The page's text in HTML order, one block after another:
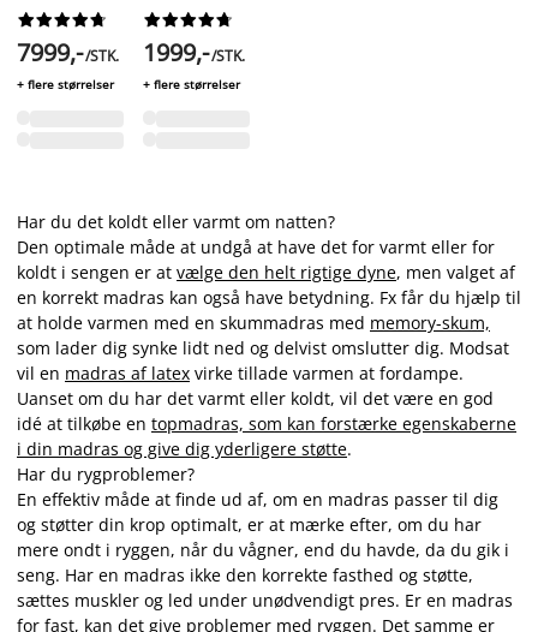






7999,-/STK.
+ flere størrelser






1999,-/STK.
+ flere størrelser
Har du det koldt eller varmt om natten?
Den optimale måde at undgå at have det for varmt eller for
koldt i sengen er at vælge den helt rigtige dyne, men valget af
en korrekt madras kan også have betydning. Fx får du hjælp til
at holde varmen med en skummadras med memory-skum,
som lader dig synke lidt ned og delvist omslutter dig. Modsat
vil en madras af latex virke tillade varmen at fordampe.
Uanset om du har det varmt eller koldt, vil det være en god
idé at tilkøbe en topmadras, som kan forstærke egenskaberne
i din madras og give dig yderligere støtte.
Har du rygproblemer?
En effektiv måde at finde ud af, om en madras passer til dig
og støtter din krop optimalt, er at mærke efter, om du har
mere ondt i ryggen, når du vågner, end du havde, da du gik i
seng. Har en madras ikke den korrekte fasthed og støtte,
sættes muskler og led under unødvendigt pres. Er en madras
for fast, kan det give problemer med ryggen. Det samme er